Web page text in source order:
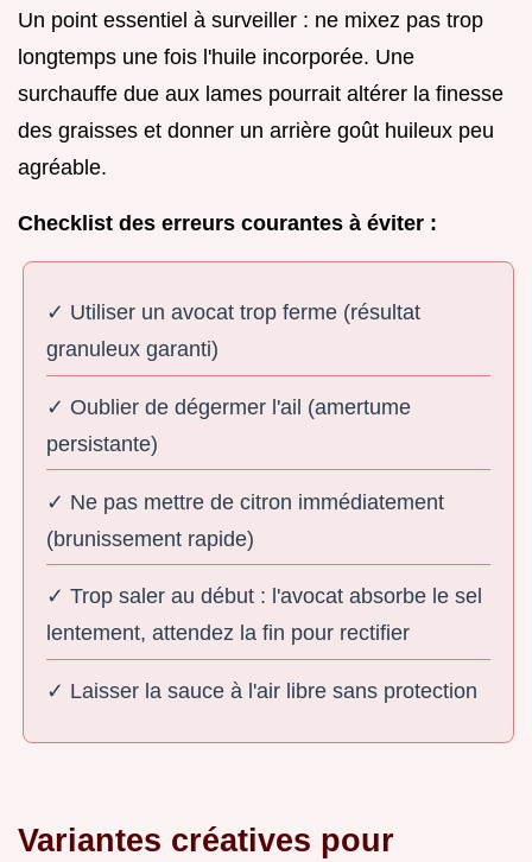
Un point essentiel à surveiller : ne mixez pas trop
longtemps une fois l'huile incorporée. Une
surchauffe due aux lames pourrait altérer la finesse
des graisses et donner un arrière goût huileux peu
agréable.
Checklist des erreurs courantes à éviter :
✓ Utiliser un avocat trop ferme (résultat
granuleux garanti)
✓ Oublier de dégermer l'ail (amertume
persistante)
✓ Ne pas mettre de citron immédiatement
(brunissement rapide)
✓ Trop saler au début : l'avocat absorbe le sel
lentement, attendez la fin pour rectifier
✓ Laisser la sauce à l'air libre sans protection
Variantes créatives pour